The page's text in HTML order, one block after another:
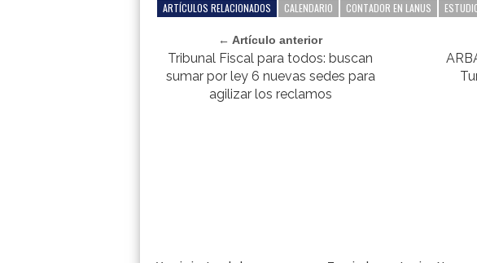
ARTÍCULOS RELACIONADOS CALENDARIO CONTADOR EN LANUS
← Artículo anterior
Tribunal Fiscal para todos: buscan
sumar por ley 6 nuevas sedes para
agilizar los reclamos